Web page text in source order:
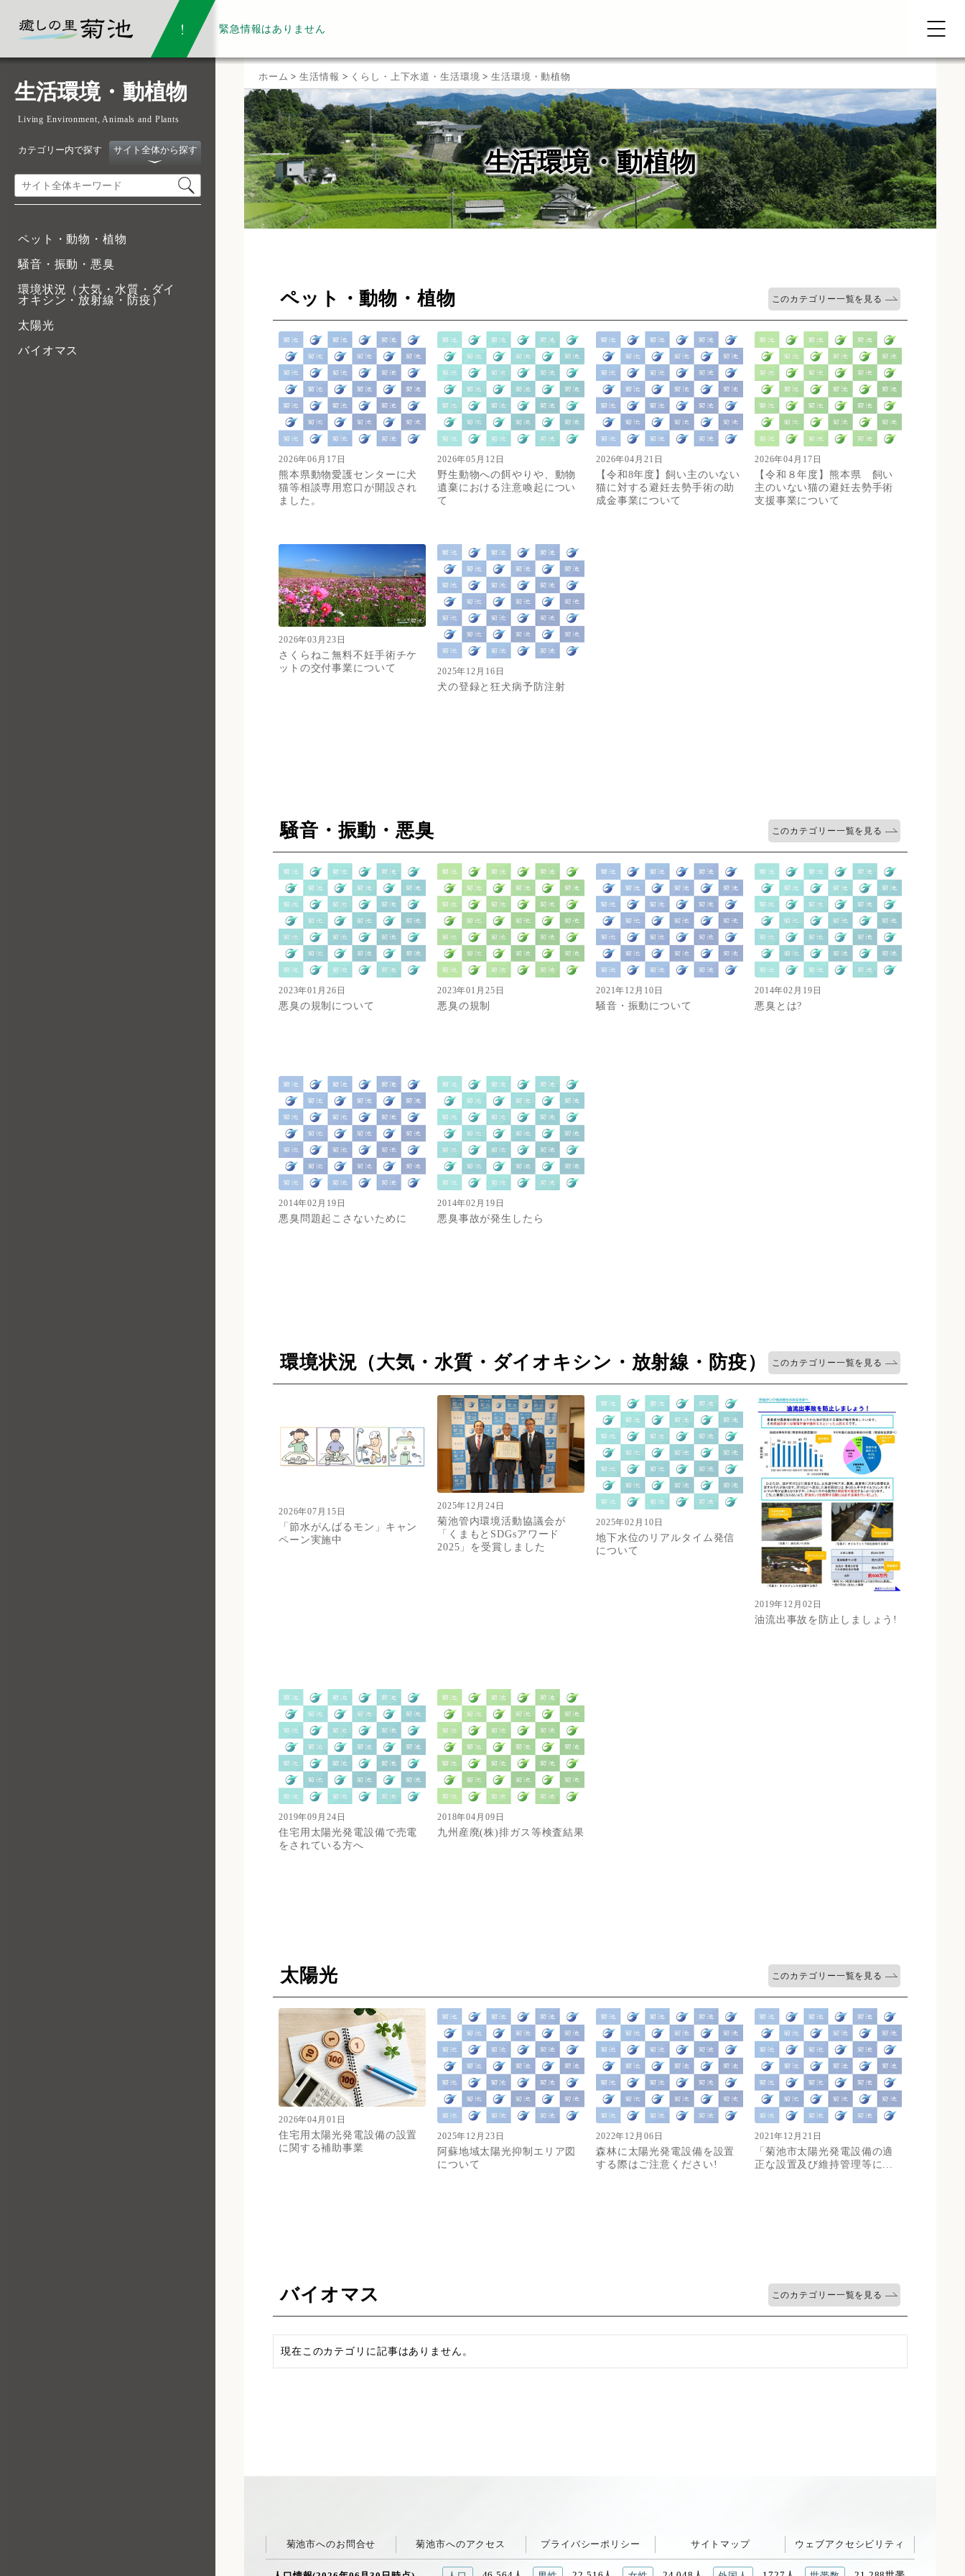
緊急情報はありません
生活環境・動植物
Living Environment, Animals and Plants
カテゴリー内で探す サイト全体から探す
ペット・動物・植物
騒音・振動・悪臭
環境状況（大気・水質・ダイ
オキシン・放射線・防疫）
太陽光
バイオマス
ホーム >生活情報 > くらし・上下水道・生活環境 >生活環境・動植物
生活環境・動植物
ペット・動物・植物 このカテゴリー一覧を見る
2026年06月17日
熊本県動物愛護センターに犬
猫等相談専用窓口が開設され
ました。
2026年05月12日
野生動物への餌やりや、動物
遺棄における注意喚起につい
て
2026年04月21日
【令和8年度】飼い主のいない
猫に対する避妊去勢手術の助
成金事業について
2026年04月17日
【令和８年度】熊本県 飼い
主のいない猫の避妊去勢手術
支援事業について
2026年03月23日
さくらねこ無料不妊手術チケ
ットの交付事業について
2025年12月16日
犬の登録と狂犬病予防注射
騒音・振動・悪臭 このカテゴリー一覧を見る
2023年01月26日
悪臭の規制について
2023年01月25日
悪臭の規制
2021年12月10日
騒音・振動について
2014年02月19日
悪臭とは?
2014年02月19日
悪臭問題起こさないために
2014年02月19日
悪臭事故が発生したら
環境状況（大気・水質・ダイオキシン・放射線・防疫） このカテゴリー一覧を見る
2026年07月15日
「節水がんばるモン」キャン
ペーン実施中
2025年12月24日
菊池管内環境活動協議会が
「くまもとSDGsアワード
2025」を受賞しました
2025年02月10日
地下水位のリアルタイム発信
について
2019年12月02日
油流出事故を防止しましょう!
2019年09月24日
住宅用太陽光発電設備で売電
をされている方へ
2018年04月09日
九州産廃(株)排ガス等検査結果
太陽光 このカテゴリー一覧を見る
2026年04月01日
住宅⽤太陽光発電設備の設置
に関する補助事業
2025年12月23日
阿蘇地域太陽光抑制エリア図
について
2022年12月06日
森林に太陽光発電設備を設置
する際はご注意ください!
2021年12月21日
「菊池市太陽光発電設備の適
正な設置及び維持管理等に...
バイオマス このカテゴリー一覧を見る
現在このカテゴリに記事はありません。
菊池市へのお問合せ 菊池市へのアクセス プライバシーポリシー サイトマップ ウェブアクセシビリティ